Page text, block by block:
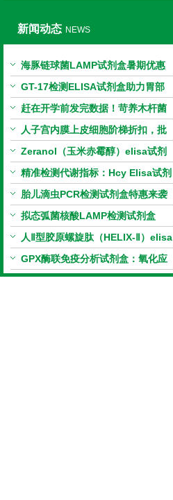
新闻动态 NEWS
海豚链球菌LAMP试剂盒暑期优惠
GT-17检测ELISA试剂盒助力胃部
相关指标样本定量研究
赶在开学前发完数据！苛养木杆菌
PCR检测试剂盒暑假优惠开启
人子宫内膜上皮细胞阶梯折扣，批
量更划算
Zeranol（玉米赤霉醇）elisa试剂
盒特惠
精准检测代谢指标：Hcy Elisa试剂
盒的科研应用与技术特点
胎儿滴虫PCR检测试剂盒特惠来袭
拟态弧菌核酸LAMP检测试剂盒
（恒温荧光法）新品上市优惠活动
人Ⅱ型胶原螺旋肽（HELIX-Ⅱ）elisa
试剂盒科研优惠活动开启
GPX酶联免疫分析试剂盒：氧化应
激研究精准检测工具